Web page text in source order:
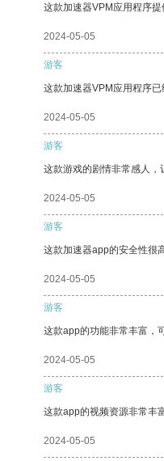
这款加速器VPM应用程序提
2024-05-05
游客
这款加速器VPM应用程序已
2024-05-05
游客
这款游戏的剧情非常感人，
2024-05-05
游客
这款加速器app的安全性很
2024-05-05
游客
这款app的功能非常丰富，
2024-05-05
游客
这款app的视频资源非常丰
2024-05-05